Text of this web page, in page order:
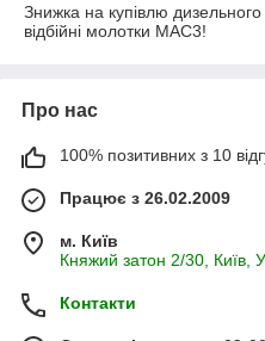
Знижка на купівлю
відбійні молотки MAC3!
Про нас
100% позитивних з 10
Працює з 26.02.2009
м. Київ
Княжий затон 2/30, Київ,
Контакти